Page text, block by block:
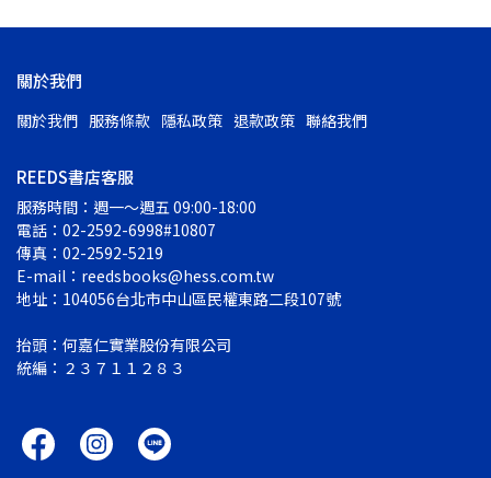
關於我們
關於我們 服務條款 隱私政策 退款政策 聯絡我們
REEDS書店客服
服務時間：週一～週五 09:00-18:00
電話：02-2592-6998#10807
傳真：02-2592-5219
E-mail：reedsbooks@hess.com.tw
地址：104056台北市中山區民權東路二段107號
抬頭：何嘉仁實業股份有限公司
統編：２３７１１２８３